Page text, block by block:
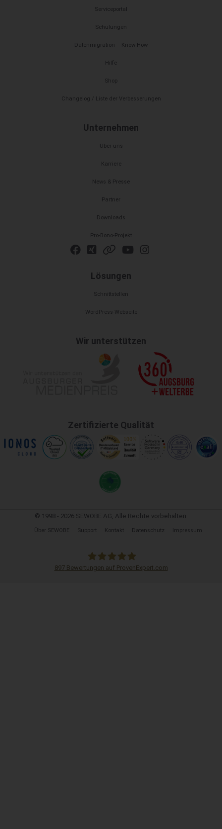
Serviceportal
Schulungen
Datenmigration – Know-How
Hilfe
Shop
Changelog / Liste der Verbesserungen
Unternehmen
Über uns
Karriere
News & Presse
Partner
Downloads
Pro-Bono-Projekt
Lösungen
Schnittstellen
WordPress-Webseite
Wir unterstützen
Zertifizierte Qualität
© 1998 - 2026 SEWOBE AG, Alle Rechte vorbehalten.
Über SEWOBE Support Kontakt Datenschutz Impressum
897Bewertungen auf ProvenExpert.com